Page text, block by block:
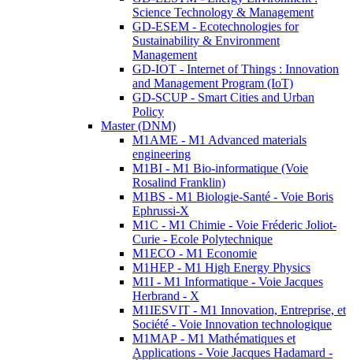
Science Technology & Management
GD-ESEM - Ecotechnologies for
Sustainability & Environment
Management
GD-IOT - Internet of Things : Innovation
and Management Program (IoT)
GD-SCUP - Smart Cities and Urban
Policy
Master (DNM)
M1AME - M1 Advanced materials
engineering
M1BI - M1 Bio-informatique (Voie
Rosalind Franklin)
M1BS - M1 Biologie-Santé - Voie Boris
Ephrussi-X
M1C - M1 Chimie - Voie Fréderic Joliot-
Curie - Ecole Polytechnique
M1ECO - M1 Economie
M1HEP - M1 High Energy Physics
M1I - M1 Informatique - Voie Jacques
Herbrand - X
M1IESVIT - M1 Innovation, Entreprise, et
Société - Voie Innovation technologique
M1MAP - M1 Mathématiques et
Applications - Voie Jacques Hadamard -